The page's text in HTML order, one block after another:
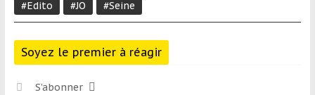
#Edito #JO #Seine
Soyez le premier à réagir
S’abonner